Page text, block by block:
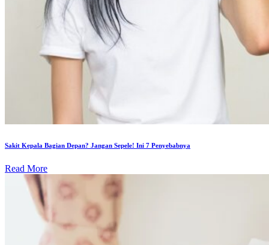
Sakit Kepala Bagian Depan? Jangan Sepele! Ini 7 Penyebabnya
Read More